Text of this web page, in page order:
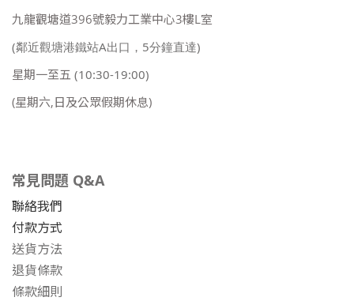
九龍觀塘道396號毅力工業中心3樓L室
(鄰近觀塘港鐵站A出口，5分鐘直達)
星期一至五 (10:30-19:00)
(星期六,日及公眾假期休息)
常見問題 Q&A
聯絡我們
付款方式
送貨方法
退貨條款
條款細則